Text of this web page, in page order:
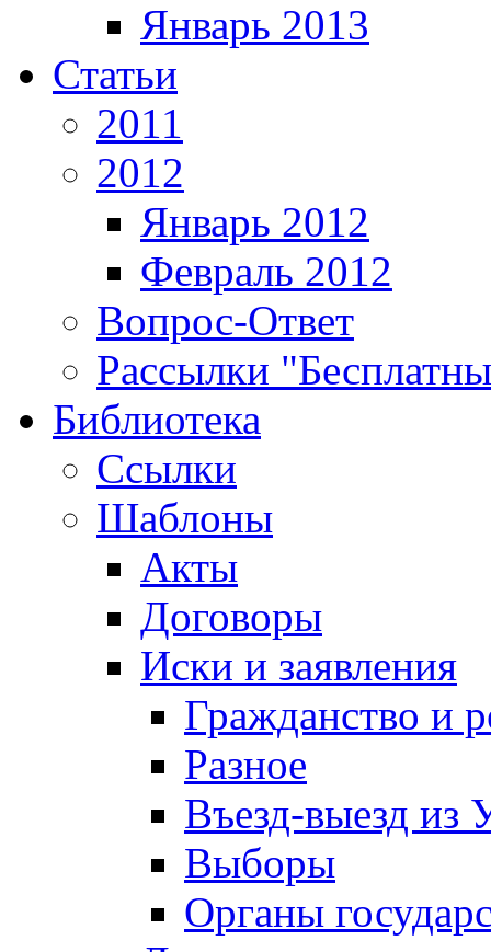
Январь 2013
Статьи
2011
2012
Январь 2012
Февраль 2012
Вопрос-Ответ
Рассылки
Библиотека
Ссылки
Шаблоны
Акты
Договоры
Иски и заявления
Гражданство и
Разное
Въезд-выезд из
Выборы
Органы